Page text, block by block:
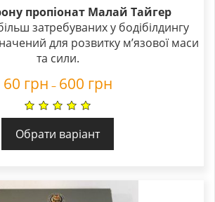
пропіонат Малай Тайгер
затребуваних у бодібілдингу
для розвитку м’язової маси
та сили.
60 грн – 600 грн
Обрати варіант